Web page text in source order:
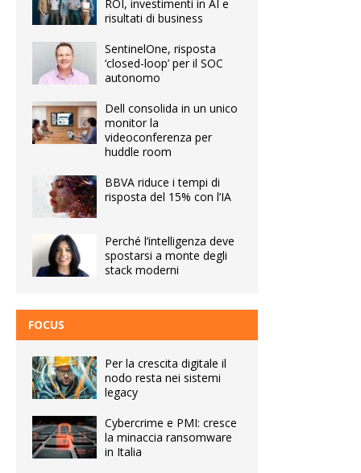
ROI, investimenti in AI e
risultati di business
SentinelOne, risposta
‘closed-loop’ per il SOC
autonomo
Dell consolida in un unico
monitor la
videoconferenza per
huddle room
BBVA riduce i tempi di
risposta del 15% con l’IA
Perché l’intelligenza deve
spostarsi a monte degli
stack moderni
FOCUS
Per la crescita digitale il
nodo resta nei sistemi
legacy
Cybercrime e PMI: cresce
la minaccia ransomware
in Italia